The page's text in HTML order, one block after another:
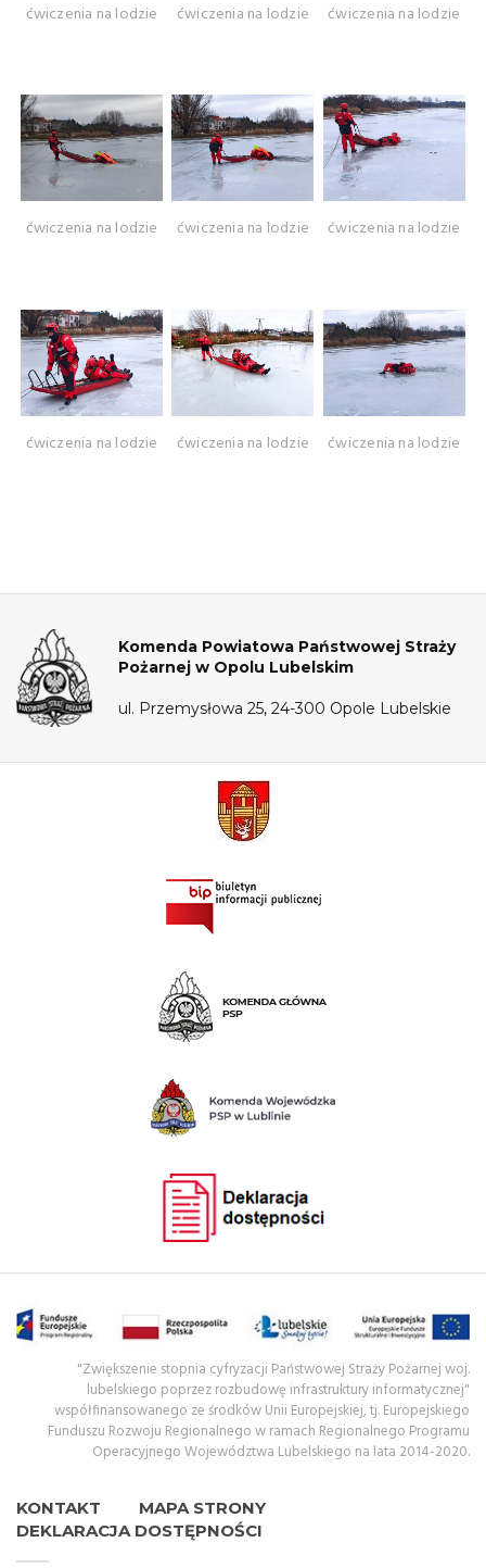
ćwiczenia na lodzie ćwiczenia na lodzie ćwiczenia na lodzie
ćwiczenia na lodzie ćwiczenia na lodzie ćwiczenia na lodzie
ćwiczenia na lodzie ćwiczenia na lodzie ćwiczenia na lodzie
Komenda Powiatowa Państwowej Straży
Pożarnej w Opolu Lubelskim
ul. Przemysłowa 25, 24-300 Opole Lubelskie
KONTAKT
MAPA STRONY
DEKLARACJA DOSTĘPNOŚCI
"Zwiększenie stopnia cyfryzacji Państwowej Straży Pożarnej woj.
lubelskiego poprzez rozbudowę infrastruktury informatycznej"
współfinansowanego ze środków Unii Europejskiej, tj. Europejskiego
Funduszu Rozwoju Regionalnego w ramach Regionalnego Programu
Operacyjnego Województwa Lubelskiego na lata 2014-2020.